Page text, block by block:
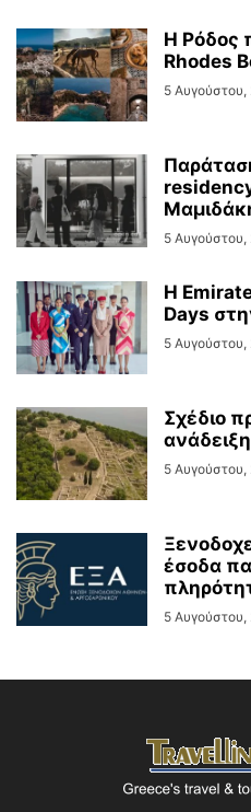
Η Ρόδος
Rhodes
5 Αυγούστου,
5 Αυγούστου,
Η
Days
5 Αυγούστου,
Σχέδιο
5 Αυγούστου,
έσοδα
5 Αυγούστου,